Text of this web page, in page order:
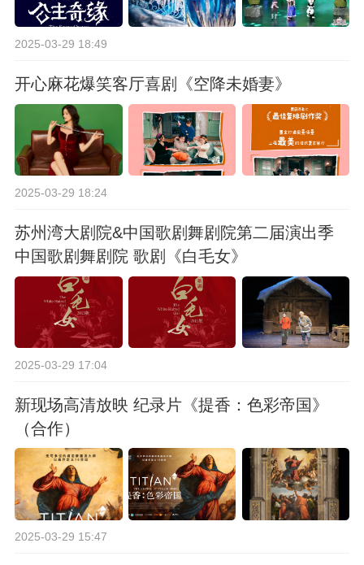
2025-03-29 18:49
开心麻花爆笑客厅喜剧《空降未婚妻》
2025-03-29 18:24
苏州湾大剧院&中国歌剧舞剧院第二届演出季
中国歌剧舞剧院 歌剧《白毛女》
2025-03-29 17:04
新现场高清放映 纪录片《提香：色彩帝国》
（合作）
2025-03-29 15:47